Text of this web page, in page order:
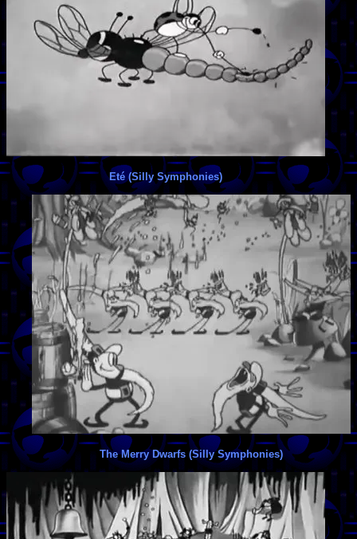
Eté (Silly Symphonies)
The Merry Dwarfs (Silly Symphonies)